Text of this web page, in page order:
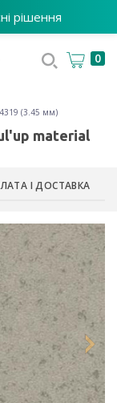
рішення
0
(3.45 мм)
material
І ДОСТАВКА